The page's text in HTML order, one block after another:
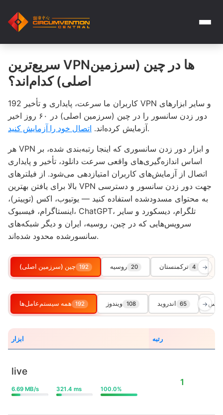
سریع‌ترین VPNها در چین (سرزمین
اصلی) کدام‌اند؟
کاربران ما سرعت، پایداری و تأخیر 192 VPN و سایر ابزارهای
دور زدن سانسور را در چین (سرزمین اصلی) در ۶۰ روز اخیر
آزمایش کرده‌اند. اتصال خود را آزمایش کنید .
هر VPN و ابزار دور زدن سانسوری که اینجا رتبه‌بندی شده، بر
اساس اندازه‌گیری‌های واقعی سرعت دانلود، تأخیر و پایداری
اتصال از آزمایش‌های کاربران امتیازدهی می‌شود. از فیلترهای
بالا برای یافتن بهترین VPN جهت دور زدن سانسور و دسترسی
به محتوای مسدودشده استفاده کنید — یوتیوب، اکس (توییتر)،
اینستاگرام، فیسبوک، ChatGPT، تلگرام، دیسکورد و سایر
سرویس‌هایی که در چین، روسیه، ایران و دیگر شبکه‌های
سانسورشده محدود شده‌اند.
چین (سرزمین اصلی) 192 روسیه 20 ترکمنستان 4 →
همه سیستم‌عامل‌ها 192 ویندوز 108 اندروید 65 →
ابزار رتبه
live
6.69 MB/s 321.4 ms 100.0%
1